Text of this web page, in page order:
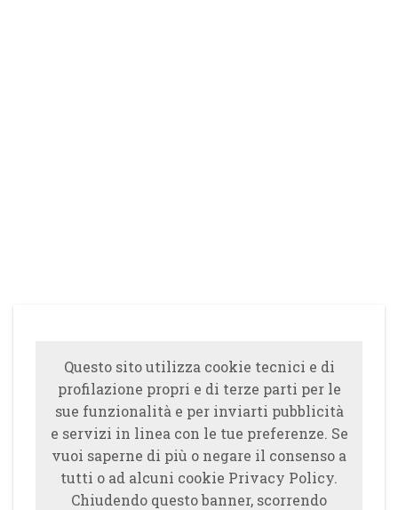
Questo sito utilizza cookie tecnici e di
profilazione propri e di terze parti per le
sue funzionalità e per inviarti pubblicità
e servizi in linea con le tue preferenze. Se
vuoi saperne di più o negare il consenso a
tutti o ad alcuni cookie Privacy Policy.
Chiudendo questo banner, scorrendo